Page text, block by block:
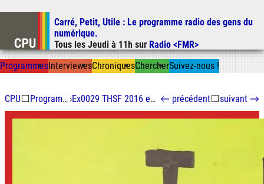
Aller au contenu
Aller à la recherche
Carré, Petit, Utile : Le programme radio des gens du
numérique.
Tous les Jeudi à 11h sur Radio <FMR>
ProgrammesInterviewesChroniquesChercherSuivez-nous !
CPU⬜ Programmes › Ex0029 THSF 2016 en direct ← précédent⬜suivant →